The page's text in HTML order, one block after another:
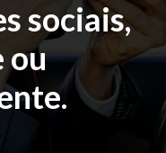
sociais,
ou